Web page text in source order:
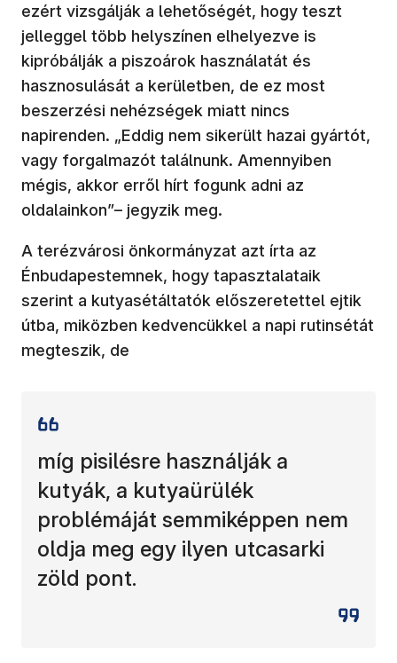
ezért vizsgálják a lehetőségét, hogy teszt
jelleggel több helyszínen elhelyezve is
kipróbálják a piszoárok használatát és
hasznosulását a kerületben, de ez most
beszerzési nehézségek miatt nincs
napirenden. „Eddig nem sikerült hazai gyártót,
vagy forgalmazót találnunk. Amennyiben
mégis, akkor erről hírt fogunk adni az
oldalainkon”– jegyzik meg.
A terézvárosi önkormányzat azt írta az
Énbudapestemnek, hogy tapasztalataik
szerint a kutyasétáltatók előszeretettel ejtik
útba, miközben kedvencükkel a napi rutinsétát
megteszik, de
míg pisilésre használják a
kutyák, a kutyaürülék
problémáját semmiképpen nem
oldja meg egy ilyen utcasarki
zöld pont.